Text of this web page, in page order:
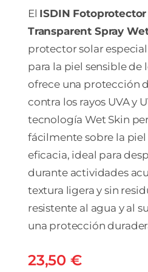
El ISDIN
Transparent Spray
protector solar
para la piel sensible de
ofrece una protección
contra los rayos UVA y
tecnología Wet Skin
fácilmente sobre la
eficacia, ideal para
durante actividades
textura ligera y sin
resistente al agua y al
una protección
23,50 €